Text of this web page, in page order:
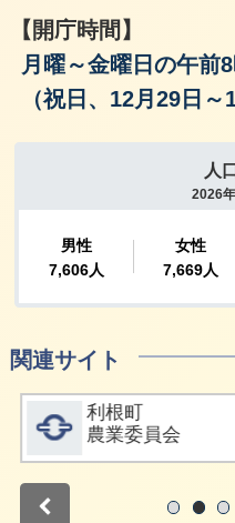
【開庁時間】
月曜～金曜日の午前
（祝日、12月29日～
関連サイト
詳細をみる
利根町
農業委員会